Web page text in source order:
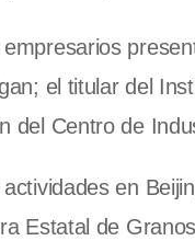
el titular del
del Centro de
en
Estatal de